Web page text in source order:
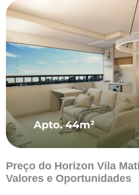
Preço do Horizon Vila
Valores e Oportunidades